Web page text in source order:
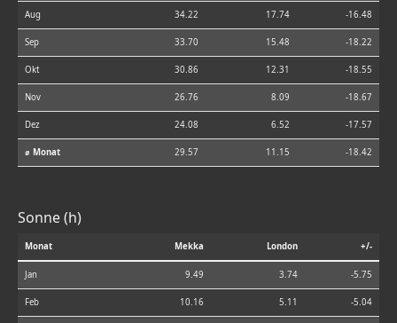
Aug 34.22 17.74 -16.48
Sep 33.70 15.48 -18.22
Okt 30.86 12.31 -18.55
Nov 26.76 8.09 -18.67
Dez 24.08 6.52 -17.57
⌀ Monat 29.57 11.15 -18.42
Sonne (h)
Monat Mekka London +/-
Jan 9.49 3.74 -5.75
Feb 10.16 5.11 -5.04